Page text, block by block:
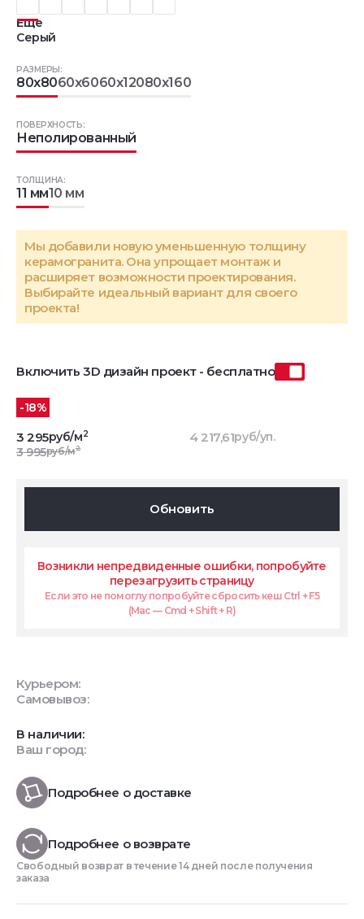
Еще
Серый
РАЗМЕРЫ:
80x8060x6060x12080x160
ТОЛЩИНА:
11 мм10 мм
ПОВЕРХНОСТЬ:
Неполированный
Мы добавили новую уменьшенную толщину
керамогранита. Она упрощает монтаж и
расширяет возможности проектирования.
Выбирайте идеальный вариант для своего
проекта!
Включить 3D дизайн проект - бесплатно
-18%
3 295руб/м2
3 995руб/м2
4 217,61руб/уп.
Обновить
Возникли непредвиденные ошибки, попробуйте
перезагрузить страницу
Если это не помоглу попробуйте сбросить кеш Ctrl + F5
(Mac — Cmd + Shift + R)
Курьером:
Самовывоз:
В наличии:
Ваш город:
Подробнее о доставке
Подробнее о возврате
Свободный возврат в течение 14 дней после получения
заказа